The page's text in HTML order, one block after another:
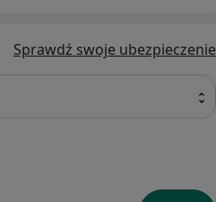
Sprawdź swoje ubezpieczenie